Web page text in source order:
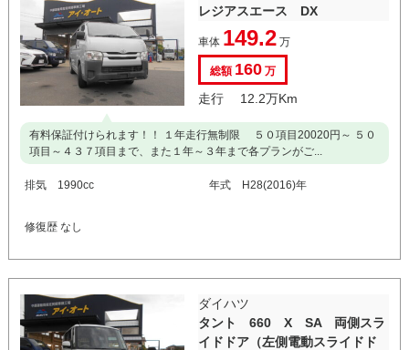
レジアスエース DX
車体 149.2万
総額 160万
走行 12.2万Km
有料保証付けられます！！ １年走行無制限 ５０項目20020円～ ５０
項目～４３７項目まで、また１年～３年まで各プランがご...
排気 1990cc 年式 H28(2016)年
修復歴 なし
ダイハツ
タント 660 X SA 両側スラ
イドドア（左側電動スライドド